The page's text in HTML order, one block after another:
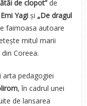
de clopot”de
Emi Yagiși „De dragul
faimoasa autoare
mitul marii
Coreea.
arta pedagogiei
, în cadrul unei
de lansarea